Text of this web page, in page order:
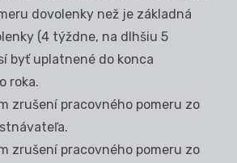
dovolenky než je základná
(4 týždne, na dlhšiu 5
byť uplatnené do konca
roka.
zrušení pracovného pomeru zo
zrušení pracovného pomeru zo